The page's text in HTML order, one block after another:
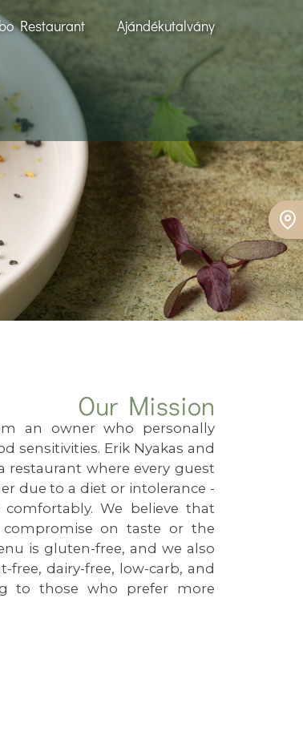
Restaurant
Ajándékutalvány
Our Mission
an owner who personally
sensitivities. Erik Nyakas and
restaurant where every guest
due to a diet or intolerance -
We believe that
on taste or the
is gluten-free, and we also
free, dairy-free, low-carb, and
to those who prefer more